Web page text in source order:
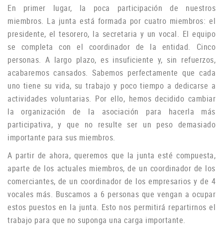
En primer lugar, la poca participación de nuestros
miembros. La junta está formada por cuatro miembros: el
presidente, el tesorero, la secretaria y un vocal. El equipo
se completa con el coordinador de la entidad. Cinco
personas. A largo plazo, es insuficiente y, sin refuerzos,
acabaremos cansados.Sabemos perfectamente que cada
uno tiene su vida, su trabajo y poco tiempo a dedicarse a
actividades voluntarias. Por ello, hemos decidido cambiar
la organización de la asociación para hacerla más
participativa, y que no resulte ser un peso demasiado
importante para sus miembros.
A partir de ahora, queremos que la junta esté compuesta,
aparte de los actuales miembros, de un coordinador de los
comerciantes, de un coordinador de los empresarios y de 4
vocales más. Buscamos a 6 personas que vengan a ocupar
estos puestos en la junta. Esto nos permitirá repartirnos el
trabajo para que no suponga una carga importante.